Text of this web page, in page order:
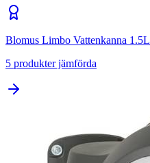
Blomus Limbo Vattenkanna 1.5L
5 produkter jämförda